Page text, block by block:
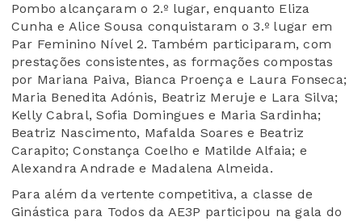
Pombo alcançaram o 2.º lugar, enquanto Eliza
Cunha e Alice Sousa conquistaram o 3.º lugar em
Par Feminino Nível 2. Também participaram, com
prestações consistentes, as formações compostas
por Mariana Paiva, Bianca Proença e Laura Fonseca;
Maria Benedita Adónis, Beatriz Meruje e Lara Silva;
Kelly Cabral, Sofia Domingues e Maria Sardinha;
Beatriz Nascimento, Mafalda Soares e Beatriz
Carapito; Constança Coelho e Matilde Alfaia; e
Alexandra Andrade e Madalena Almeida.
Para além da vertente competitiva, a classe de
Ginástica para Todos da AE3P participou na gala do